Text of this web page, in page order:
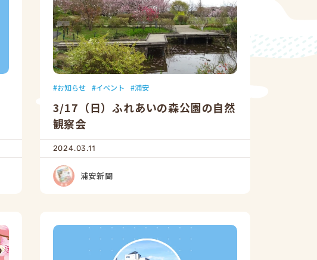
お知らせ イベント 浦安
3/17（日）ふれあいの森公園の自然
観察会
2024.03.11
浦安新聞